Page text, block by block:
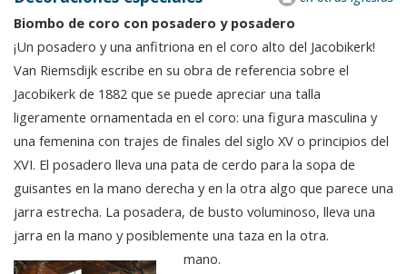
Biombo de coro con posadero y posadero
¡Un posadero y una anfitriona en el coro alto del Jacobikerk!
Van Riemsdijk escribe en su obra de referencia sobre el
Jacobikerk de 1882 que se puede apreciar una talla
ligeramente ornamentada en el coro: una figura masculina y
una femenina con trajes de finales del siglo XV o principios del
XVI. El posadero lleva una pata de cerdo para la sopa de
guisantes en la mano derecha y en la otra algo que parece una
jarra estrecha. La posadera, de busto voluminoso, lleva una
jarra en la mano y posiblemente una taza en la otra.
mano.